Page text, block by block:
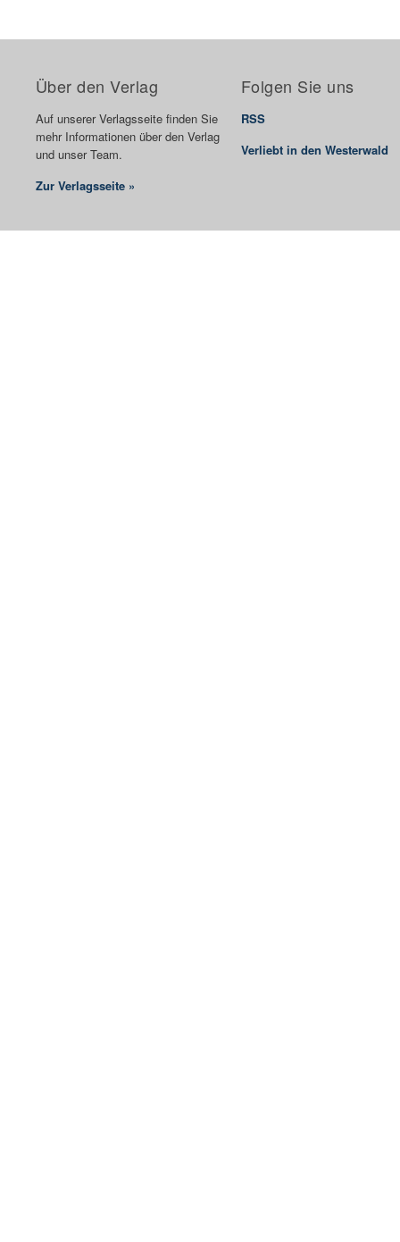
Über den Verlag
Auf unserer Verlagsseite finden Sie
mehr Informationen über den Verlag
und unser Team.
Zur Verlagsseite »
Folgen Sie uns
RSS
Verliebt in den Westerwald